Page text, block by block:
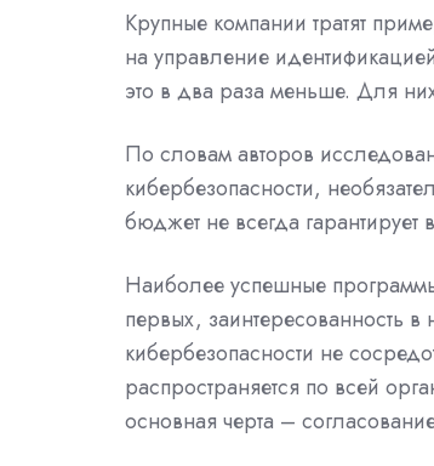
Крупные компании тратят
на управление
это в два раза меньше. Для
По словам авторов
кибербезопасности,
бюджет не всегда гарантирует
Наиболее успешные
первых, заинтересованность
кибербезопасности не
распространяется по всей
основная черта –